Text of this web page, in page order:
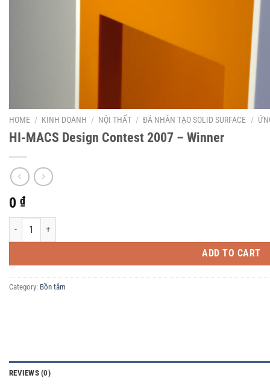
HOME / KINH DOANH / NỘI THẤT / ĐÁ NHÂN TẠO SOLID SURFACE /
HI-MACS Design Contest 2007 – Winner
0 ₫
HI-MACS Design Contest 2007 - Winner quantity
ADD TO CART
Category: Bồn tắm
REVIEWS (0)